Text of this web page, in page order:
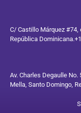
C/ Castillo Márquez #74,
República Dominicana.
Av. Charles Degaulle
Mella, Santo Domingo,